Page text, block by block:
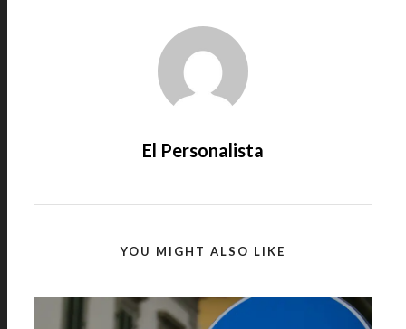
El Personalista
YOU MIGHT ALSO LIKE